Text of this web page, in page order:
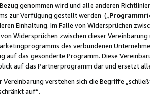
genommen wird und alle anderen
zur Verfügung gestellt werden („
Einhaltung. Im Falle von Widersprüchen
Widersprüchen zwischen dieser
des verbundenen
auf das gesonderte Programm. Diese
auf das Partnerprogramm dar und ersetzt
Vereinbarung verstehen sich die Begriffe
auf“.